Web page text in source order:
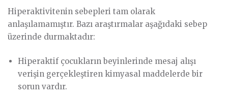
Hiperaktivitenin sebepleri tam olarak
anlaşılamamıştır. Bazı araştırmalar aşağıdaki sebep
üzerinde durmaktadır:
Hiperaktif çocukların beyinlerinde mesaj alışı
verişin gerçekleştiren kimyasal maddelerde bir
sorun vardır.